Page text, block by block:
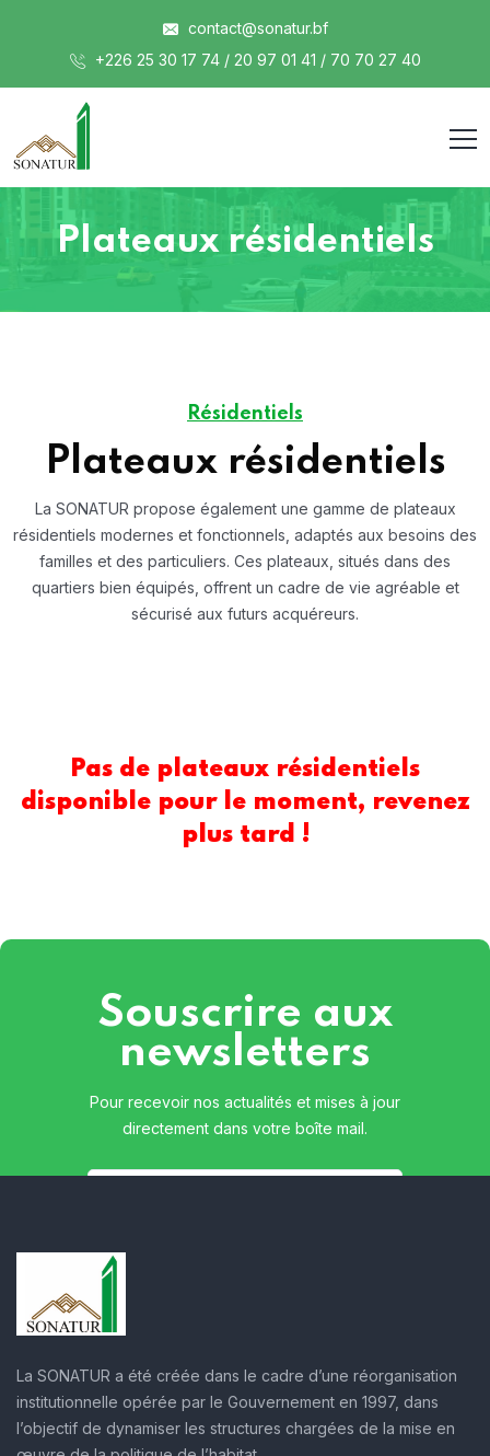
contact@sonatur.bf
+226 25 30 17 74 / 20 97 01 41 / 70 70 27 40
Plateaux résidentiels
Résidentiels
Plateaux résidentiels
La SONATUR propose également une gamme de plateaux
résidentiels modernes et fonctionnels, adaptés aux besoins des
familles et des particuliers. Ces plateaux, situés dans des
quartiers bien équipés, offrent un cadre de vie agréable et
sécurisé aux futurs acquéreurs.
Pas de p lateaux résidentiels
disponible pour le moment, revenez
plus tard !
Souscrire aux
newsletters
Pour recevoir nos actualités et mises à jour
directement dans votre boîte mail.
La SONATUR a été créée dans le cadre d’une réorganisation
institutionnelle opérée par le Gouvernement en 1997, dans
l’objectif de dynamiser les structures chargées de la mise en